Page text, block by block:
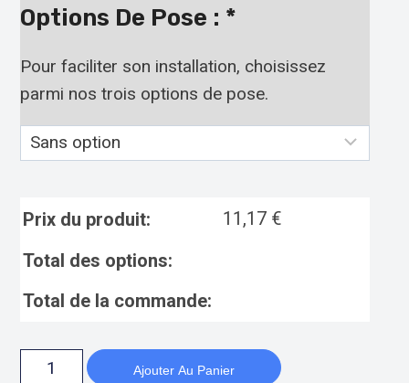
Options De Pose : *
Pour faciliter son installation, choisissez
parmi nos trois options de pose.
Prix du produit: 11,17 €
Total des options:
Total de la commande:
Ajouter Au Panier